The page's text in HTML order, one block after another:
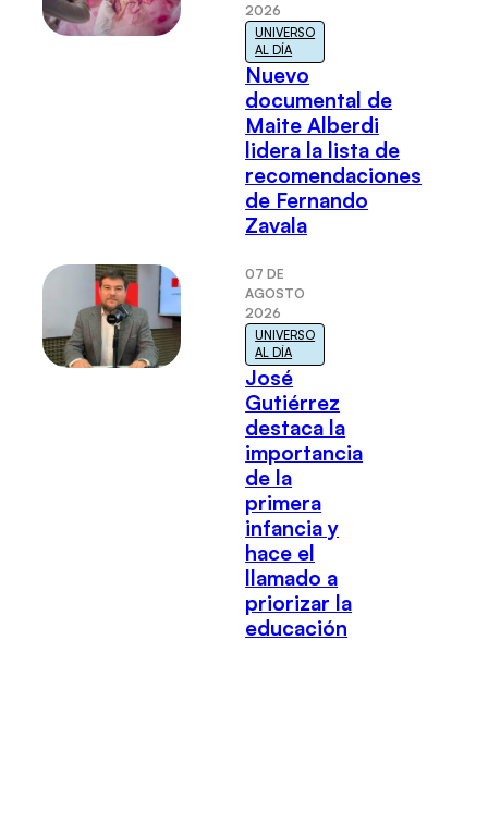
2026
UNIVERSO
AL DÍA
Nuevo
documental de
Maite Alberdi
lidera la lista de
recomendaciones
de Fernando
Zavala
07 DE
AGOSTO
2026
UNIVERSO
AL DÍA
José
Gutiérrez
destaca la
importancia
de la
primera
infancia y
hace el
llamado a
priorizar la
educación